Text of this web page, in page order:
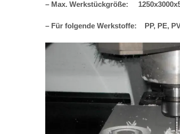
– Max. Werkstückgröße:
– Für folgende Werkstoffe: PP, PE,